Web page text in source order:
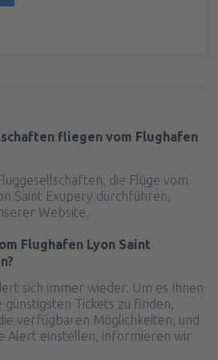
fliegen vom Flughafen
die Flüge vom
Saint Exupery durchführen,
Website.
Flughafen Lyon Saint
sich immer wieder. Um es Ihnen
günstigsten Tickets zu finden,
verfügbaren Möglichkeiten, und
Alert einstellen, informieren wir